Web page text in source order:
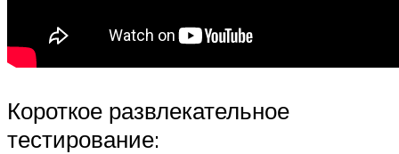
Короткое развлекательное
тестирование: